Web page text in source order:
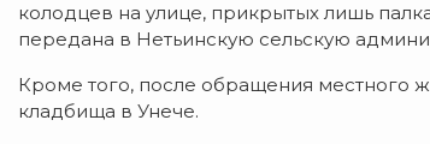
колодцев на улице, прикрытых лишь
передана в Нетьинскую сельскую
Кроме того, после обращения местного
кладбища в Унече.